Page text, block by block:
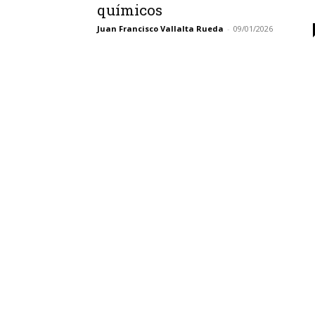
químicos
Juan Francisco Vallalta Rueda - 09/01/2026